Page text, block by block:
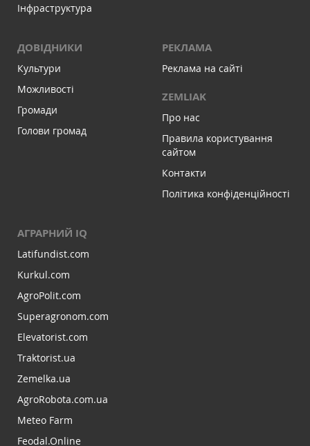
Інфраструктура
ДОВІДНИКИ
Культури
Можливості
Громади
Голови громад
РЕКЛАМА
Реклама на сайті
ZEMLIAK
Про нас
Правила користування
сайтом
Контакти
Політика конфіденційності
АГРАРНИЙ IQ
Latifundist.com
Kurkul.com
AgroPolit.com
Superagronom.com
Elevatorist.com
Traktorist.ua
Zemelka.ua
AgroRobota.com.ua
Meteo Farm
Feodal.Online